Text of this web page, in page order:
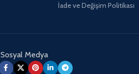
İade ve Değişim Politikası
Sosyal Medya